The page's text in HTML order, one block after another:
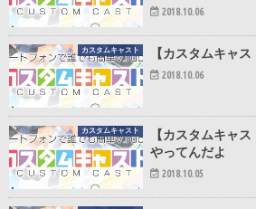
2018.10.06
カスタムキャスト 【カスタムキャ
2018.10.06
カスタムキャスト
【カスタムキャ
やってんだよ
2018.10.05